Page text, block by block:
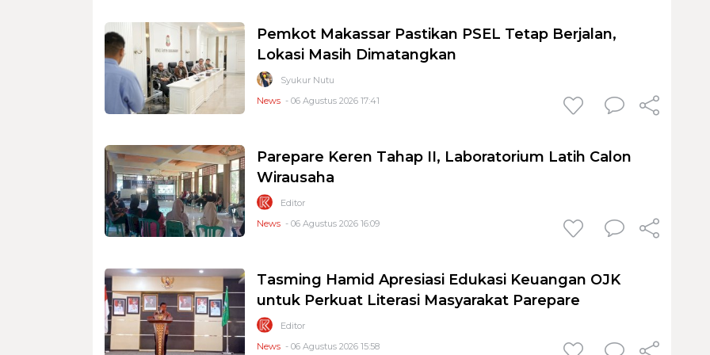
Pemkot Makassar Pastikan PSEL Tetap Berjalan,
Lokasi Masih Dimatangkan
Syukur Nutu
News - 06 Agustus 2026 17:41
Parepare Keren Tahap II, Laboratorium Latih Calon
Wirausaha
Editor
News - 06 Agustus 2026 16:09
Tasming Hamid Apresiasi Edukasi Keuangan OJK
untuk Perkuat Literasi Masyarakat Parepare
Editor
News - 06 Agustus 2026 15:58